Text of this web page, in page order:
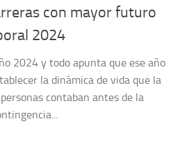
con mayor futuro
2024
2024 y todo apunta que ese año
la dinámica de vida que la
contaban antes de la